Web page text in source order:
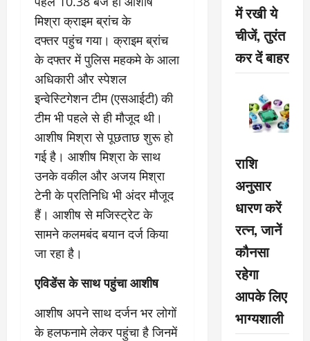
मिश्रा क्राइम ब्रांच के
दफ्तर पहुंच गया। क्राइम ब्रांच
के दफ्तर में पुलिस महकमे के आला
अधिकारी और स्पेशल
इन्वेस्टिगेशन टीम (एसआईटी) की
टीम भी पहले से ही मौजूद थी।
आशीष मिश्रा से पूछताछ शुरू हो
गई है। आशीष मिश्रा के साथ
उनके वकील और अजय मिश्रा
टेनी के प्रतिनिधि भी अंदर मौजूद
हैं। आशीष से मजिस्ट्रेट के
सामने कलमबंद बयान दर्ज किया
जा रहा है।
एविडेंस के साथ पहुंचा आशीष
आशीष अपने साथ दर्जन भर लोगों
के हलफनामे लेकर पहुंचा है जिनमें
में रखी ये
चीजें, तुरंत
कर दें बाहर
राशि
अनुसार
धारण करें
रत्न, जानें
कौनसा
रहेगा
आपके लिए
भाग्यशाली